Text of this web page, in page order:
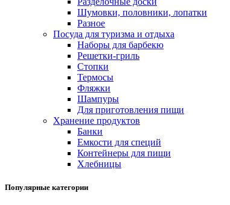
Шумовки, половники, лопатки
Разное
Посуда для туризма и отдыха
Наборы для барбекю
Решетки-гриль
Стопки
Термосы
Фляжки
Шампуры
Для приготовления пищи
Хранение продуктов
Банки
Емкости для специй
Контейнеры для пищи
Хлебницы
Популярные категории